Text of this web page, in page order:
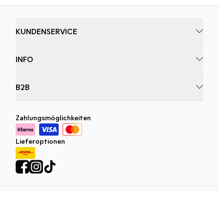
KUNDENSERVICE
INFO
B2B
Zahlungsmöglichkeiten
Lieferoptionen